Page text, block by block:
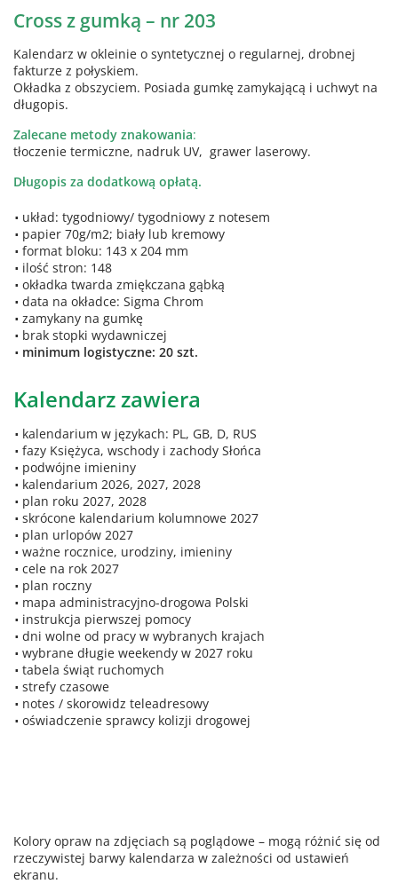
Cross z gumką – nr 203
Kalendarz w okleinie o syntetycznej o regularnej, drobnej
fakturze z połyskiem.
Okładka z obszyciem. Posiada gumkę zamykającą i uchwyt na
długopis.
Zalecane metody znakowania:
tłoczenie termiczne, nadruk UV, grawer laserowy.
Długopis za dodatkową opłatą.
układ: tygodniowy/ tygodniowy z notesem
papier 70g/m2; biały lub kremowy
format bloku: 143 x 204 mm
ilość stron: 148
okładka twarda zmiękczana gąbką
data na okładce: Sigma Chrom
zamykany na gumkę
brak stopki wydawniczej
minimum logistyczne: 20 szt.
Kalendarz zawiera
kalendarium w językach: PL, GB, D, RUS
fazy Księżyca, wschody i zachody Słońca
podwójne imieniny
kalendarium 2026, 2027, 2028
plan roku 2027, 2028
skrócone kalendarium kolumnowe 2027
plan urlopów 2027
ważne rocznice, urodziny, imieniny
cele na rok 2027
plan roczny
mapa administracyjno-drogowa Polski
instrukcja pierwszej pomocy
dni wolne od pracy w wybranych krajach
wybrane długie weekendy w 2027 roku
tabela świąt ruchomych
strefy czasowe
notes / skorowidz teleadresowy
oświadczenie sprawcy kolizji drogowej
Kolory opraw na zdjęciach są poglądowe – mogą różnić się od
rzeczywistej barwy kalendarza w zależności od ustawień
ekranu.